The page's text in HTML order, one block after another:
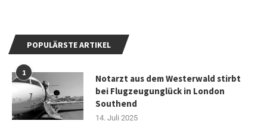
POPULÄRSTE ARTIKEL
1
Notarzt aus dem Westerwald stirbt
bei Flugzeugunglück in London
Southend
14. Juli 2025